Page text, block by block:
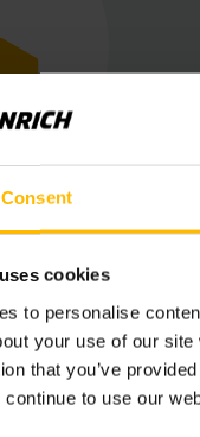
Consent
cookies
to personalise
your use of our
that you’ve
to use our
in